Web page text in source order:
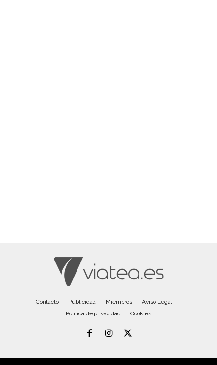
Contacto Publicidad Miembros
Aviso Legal
Política de privacidad
Cookies